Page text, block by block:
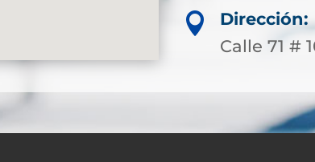

Dirección:
Calle 71 #